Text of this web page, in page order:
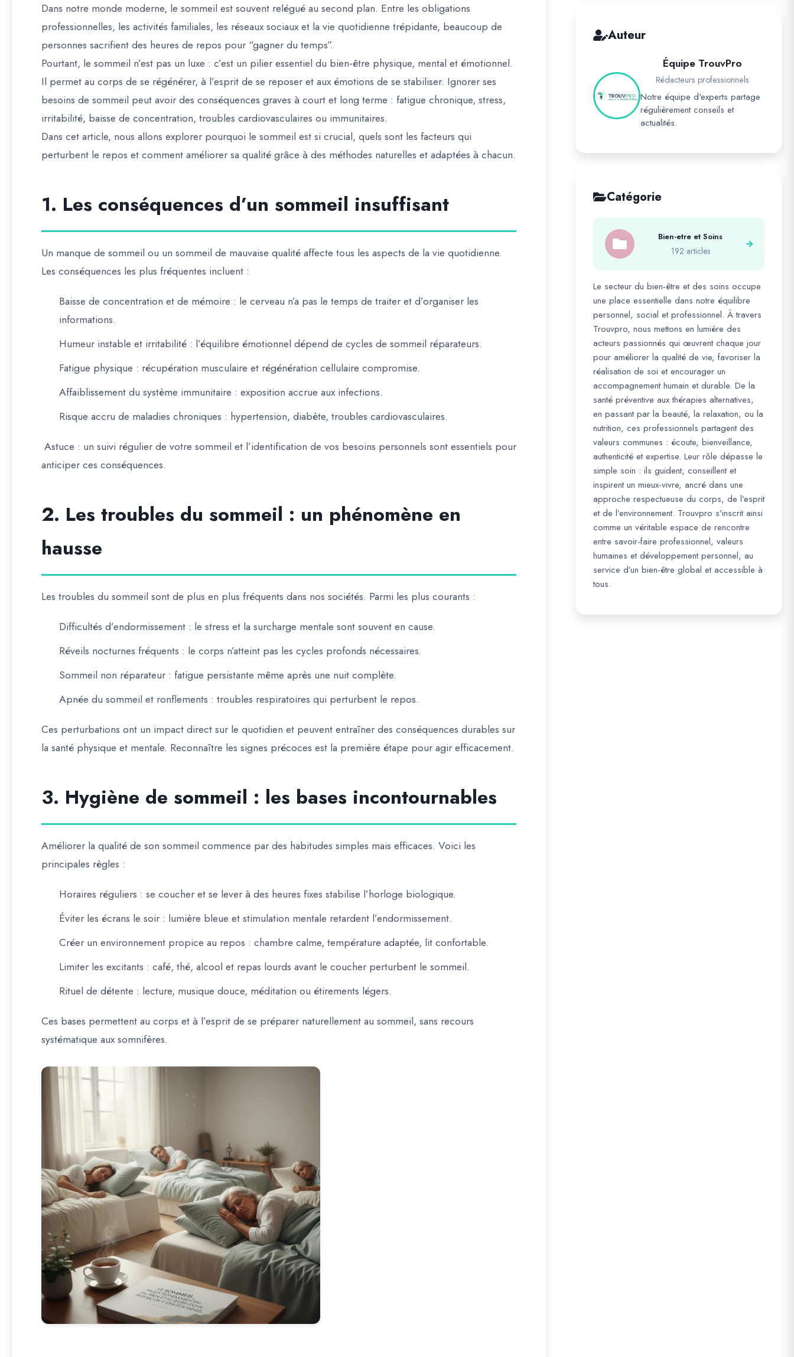
Dans notre monde moderne, le sommeil est souvent relégué au second plan. Entre les obligations
professionnelles, les activités familiales, les réseaux sociaux et la vie quotidienne trépidante, beaucoup de
personnes sacrifient des heures de repos pour “gagner du temps”.
Pourtant, le sommeil n’est pas un luxe : c’est un pilier essentiel du bien-être physique, mental et émotionnel.
Il permet au corps de se régénérer, à l’esprit de se reposer et aux émotions de se stabiliser. Ignorer ses
besoins de sommeil peut avoir des conséquences graves à court et long terme : fatigue chronique, stress,
irritabilité, baisse de concentration, troubles cardiovasculaires ou immunitaires.
Dans cet article, nous allons explorer pourquoi le sommeil est si crucial, quels sont les facteurs qui
perturbent le repos et comment améliorer sa qualité grâce à des méthodes naturelles et adaptées à chacun.
1. Les conséquences d’un sommeil insuffisant
Un manque de sommeil ou un sommeil de mauvaise qualité affecte tous les aspects de la vie quotidienne.
Les conséquences les plus fréquentes incluent :
Baisse de concentration et de mémoire : le cerveau n’a pas le temps de traiter et d’organiser les
informations.
Humeur instable et irritabilité : l’équilibre émotionnel dépend de cycles de sommeil réparateurs.
Fatigue physique : récupération musculaire et régénération cellulaire compromise.
Affaiblissement du système immunitaire : exposition accrue aux infections.
Risque accru de maladies chroniques : hypertension, diabète, troubles cardiovasculaires.
Astuce : un suivi régulier de votre sommeil et l’identification de vos besoins personnels sont essentiels pour
anticiper ces conséquences.
2. Les troubles du sommeil : un phénomène en
hausse
Les troubles du sommeil sont de plus en plus fréquents dans nos sociétés. Parmi les plus courants :
Difficultés d’endormissement : le stress et la surcharge mentale sont souvent en cause.
Réveils nocturnes fréquents : le corps n’atteint pas les cycles profonds nécessaires.
Sommeil non réparateur : fatigue persistante même après une nuit complète.
Apnée du sommeil et ronflements : troubles respiratoires qui perturbent le repos.
Ces perturbations ont un impact direct sur le quotidien et peuvent entraîner des conséquences durables sur
la santé physique et mentale. Reconnaître les signes précoces est la première étape pour agir efficacement.
3. Hygiène de sommeil : les bases incontournables
Améliorer la qualité de son sommeil commence pardes habitudes simples mais efficaces. Voici les
principales règles :
Horaires réguliers : se coucher et se lever à des heures fixes stabilise l’horloge biologique.
Éviter les écrans le soir : lumière bleue et stimulation mentale retardent l’endormissement.
Créer un environnement propice au repos : chambre calme, température adaptée, lit confortable.
Limiter les excitants : café, thé, alcool et repas lourds avant le coucher perturbent le sommeil.
Rituel de détente : lecture, musique douce, méditation ou étirements légers.
Ces bases permettent au corps et à l’esprit de se préparer naturellement au sommeil, sans recours
systématique aux somnifères.
Auteur
Équipe TrouvPro
Rédacteurs professionnels
Notre équipe d'experts partage
régulièrement conseils et
actualités.
Catégorie
Bien-etre et Soins
192 articles
Le secteur du bien-être et des soins occupe
une place essentielle dans notre équilibre
personnel, social et professionnel. À travers
Trouvpro, nous mettons en lumière des
acteurs passionnés qui œuvrent chaque jour
pour améliorer la qualité de vie, favoriser la
réalisation de soi et encourager un
accompagnement humain et durable. De la
santé préventive aux thérapies alternatives,
en passant par la beauté, la relaxation, ou la
nutrition, ces professionnels partagent des
valeurs communes : écoute, bienveillance,
authenticité et expertise. Leur rôle dépasse le
simple soin : ils guident, conseillent et
inspirent un mieux-vivre, ancré dans une
approche respectueuse du corps, de l’esprit
et de l’environnement. Trouvpro s’inscrit ainsi
comme un véritable espace de rencontre
entre savoir-faire professionnel, valeurs
humaines et développement personnel, au
service d’un bien-être global et accessible à
tous.